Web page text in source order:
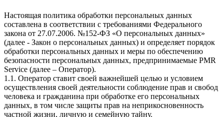
Настоящая политика обработки персональных данных
составлена в соответствии с требованиями Федерального
закона от 27.07.2006. №152-ФЗ «О персональных данных»
(далее - Закон о персональных данных) и определяет порядок
обработки персональных данных и меры по обеспечению
безопасности персональных данных, предпринимаемые PMR
Service (далее – Оператор).
1.1. Оператор ставит своей важнейшей целью и условием
осуществления своей деятельности соблюдение прав и свобод
человека и гражданина при обработке его персональных
данных, в том числе защиты прав на неприкосновенность
частной жизни, личную и семейную тайну.